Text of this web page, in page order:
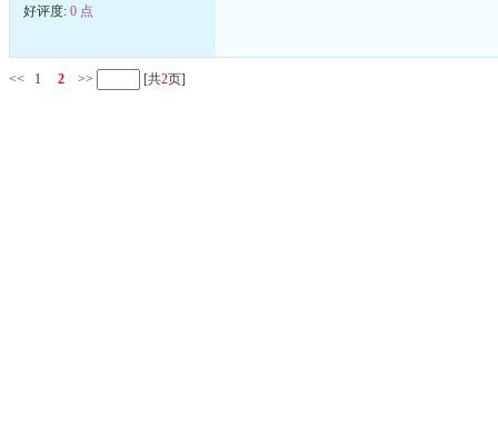
好评度: 0 点
<< 1 2 >> [共2页]